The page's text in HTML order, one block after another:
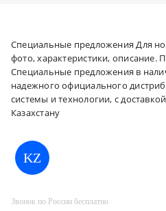
KZ
Специальные предложения Для
фото, характеристики,
Специальные предложения в
надежного официального
системы и технологии, с
Казахстану
Звонок по России бесплатно